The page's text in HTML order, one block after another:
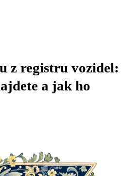
z registru vozidel:
a jak ho